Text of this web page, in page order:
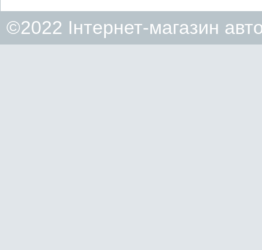
©2022 Інтернет-магазин